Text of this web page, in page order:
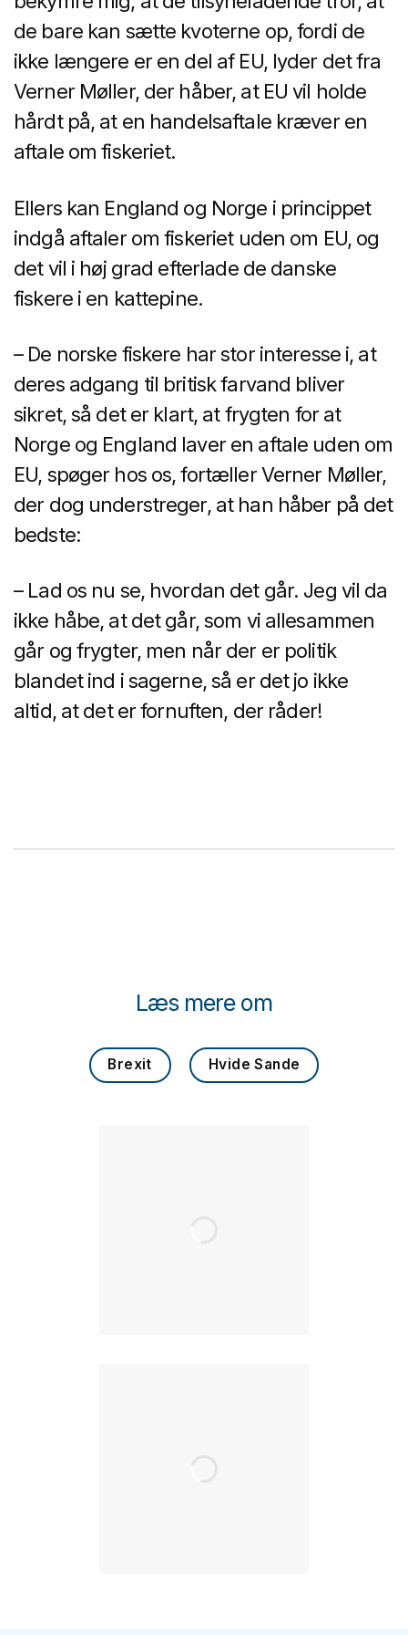
de bare kan sætte kvoterne op, fordi de
ikke længere er en del af EU, lyder det fra
Verner Møller, der håber, at EU vil holde
hårdt på, at en handelsaftale kræver en
aftale om fiskeriet.
Ellers kan England og Norge i princippet
indgå aftaler om fiskeriet uden om EU, og
det vil i høj grad efterlade de danske
fiskere i en kattepine.
– De norske fiskere har stor interesse i, at
deres adgang til britisk farvand bliver
sikret, så det er klart, at frygten for at
Norge og England laver en aftale uden om
EU, spøger hos os, fortæller Verner Møller,
der dog understreger, at han håber på det
bedste:
– Lad os nu se, hvordan det går. Jeg vil da
ikke håbe, at det går, som vi allesammen
går og frygter, men når der er politik
blandet ind i sagerne, så er det jo ikke
altid, at det er fornuften, der råder!
Læs mere om
Brexit Hvide Sande